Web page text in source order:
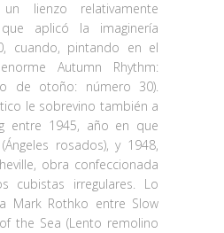
lienzo relativamente
aplicó la imaginería
cuando, pintando en el
Autumn Rhythm:
de otoño: número 30).
le sobrevino también a
entre 1945, año en que
rosados), y 1948,
obra confeccionada
cubistas irregulares. Lo
Mark Rothko entre Slow
the Sea (Lento remolino